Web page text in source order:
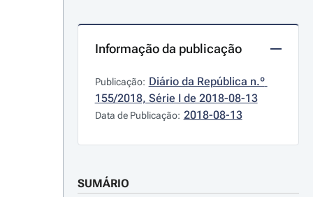
Informação da publicação
Publicação: Diário da República n.º
155/2018, Série I de 2018-08-13
Data de Publicação: 2018-08-13
SUMÁRIO